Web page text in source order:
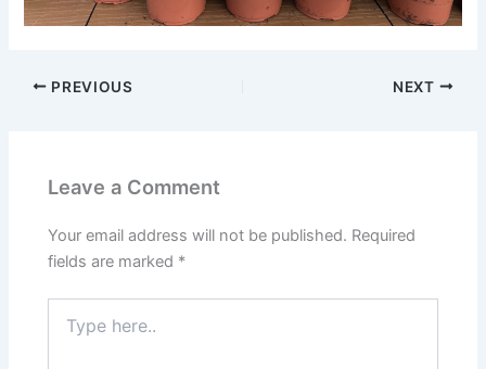
PREVIOUS NEXT
Leave a Comment
Your email address will not be published. Required
fields are marked *
here..